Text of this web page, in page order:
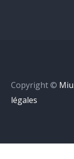
Copyright ©
légales